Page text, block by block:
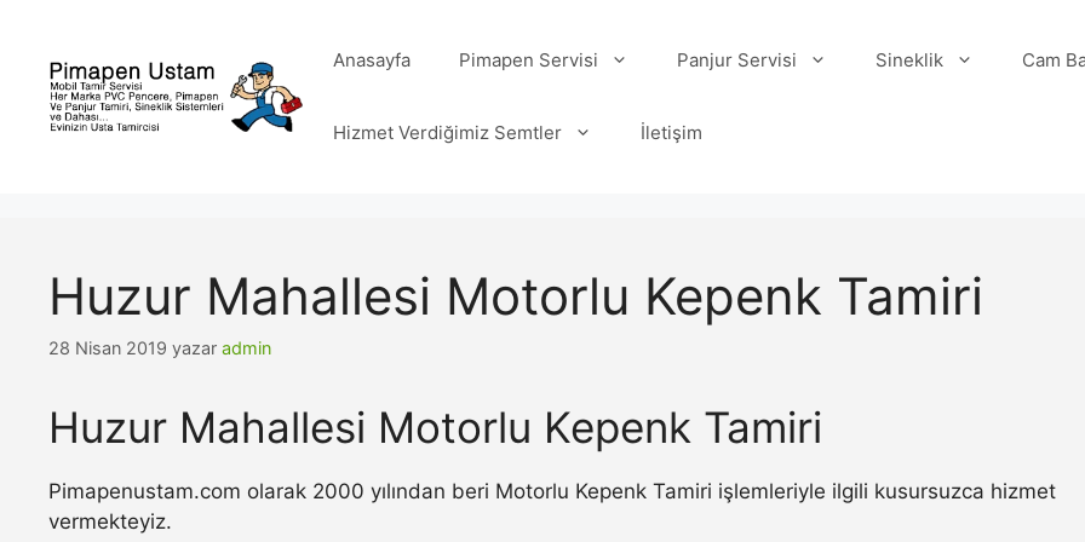
Anasayfa Pimapen Servisi Panjur Servisi Sineklik Cam
Hizmet Verdiğimiz Semtler İletişim
Huzur Mahallesi Motorlu Kepenk Tamiri
28 Nisan 2019 yazar admin
Huzur Mahallesi Motorlu Kepenk Tamiri
Pimapenustam.com olarak 2000 yılından beri Motorlu Kepenk Tamiri işlemleriyle ilgili kusursuzca hizmet
vermekteyiz.